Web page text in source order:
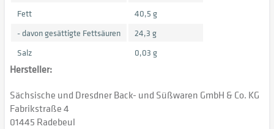
Fett
40,5 g
- davon gesättigte Fettsäuren
24,3 g
Salz
0,03 g
Hersteller:
Sächsische und Dresdner Back- und Süßwaren GmbH & Co. KG
Fabrikstraße 4
01445 Radebeul